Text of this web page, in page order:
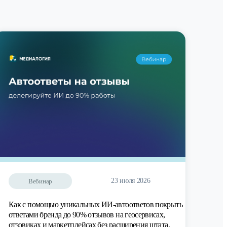
Вебинар 23 июля 2026
Как с помощью уникальных ИИ-автоответов покрыть
ответами бренда до 90% отзывов на геосервисах,
отзовиках и маркетплейсах без расширения штата.